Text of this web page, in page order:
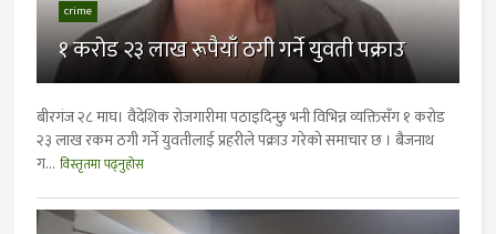
crime
१ करोड २३ लाख रूपैयाँ ठगी गर्ने युवती पक्राउ
बीरगंज २८ माघ। वैदेशिक रोजगारीमा पठाइदिन्छु भनी विभिन्न व्यक्तिसँग १ करोड
२३ लाख रकम ठगी गर्ने युवतीलाई प्रहरीले पक्राउ गरेको समाचार छ । बैजनाथ
ग... विस्तृतमा पढ्नुहोस